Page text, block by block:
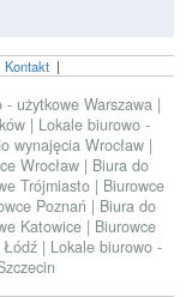
Kontakt|
- użytkowe Warszawa |
| Lokale biurowo -
wynajęcia Wrocław |
Wrocław | Biura do
Trójmiasto | Biurowce
Poznań | Biura do
Katowice | Biurowce
Łódź | Lokale biurowo -